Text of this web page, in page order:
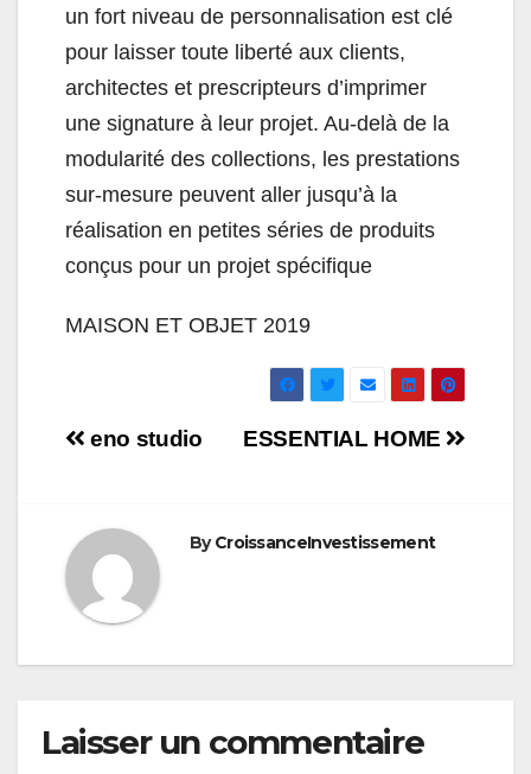
un fort niveau de personnalisation est clé
pour laisser toute liberté aux clients,
architectes et prescripteurs d’imprimer
une signature à leur projet. Au-delà de la
modularité des collections, les prestations
sur-mesure peuvent aller jusqu’à la
réalisation en petites séries de produits
conçus pour un projet spécifique
MAISON ET OBJET 2019
Navigation
l’article
ESSENTIAL HOME
eno studio
ByCroissanceInvestissement
Laisser un commentaire